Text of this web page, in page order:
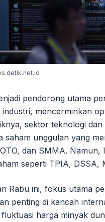
pendorong utama
mencerminkan
sektor teknologi
saham unggulan yang
dan SMMA.
seperti TPIA, DSSA,
Rabu ini, fokus utama
penting di kancah
harga minyak